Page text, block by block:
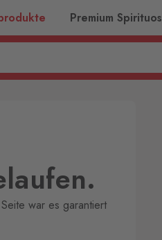
Premium
war es garantiert